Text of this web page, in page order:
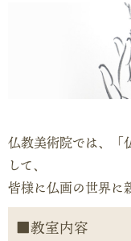
仏教美術院では、「
して、
皆様に仏画の世界に
教室内容